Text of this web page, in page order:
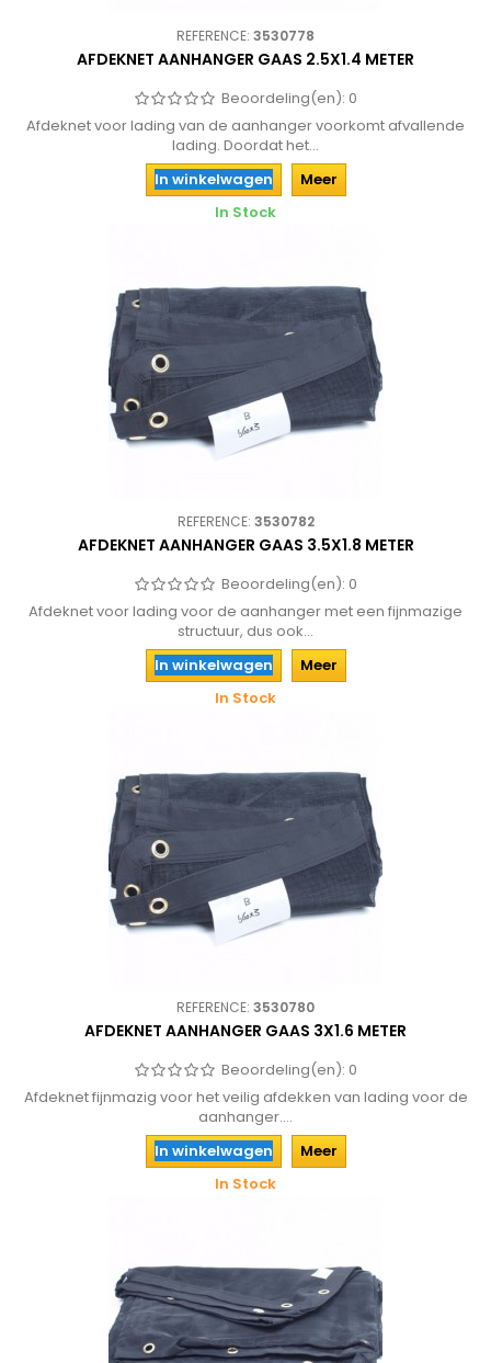
REFERENCE: 3530778
AFDEKNET AANHANGER GAAS 2.5X1.4 METER
Beoordeling(en): 0
Afdeknet voor lading van de aanhanger voorkomt afvallende
lading. Doordat het...
In winkelwagen
Meer
In Stock
REFERENCE: 3530782
AFDEKNET AANHANGER GAAS 3.5X1.8 METER
Beoordeling(en): 0
Afdeknet voor lading voor de aanhanger met een fijnmazige
structuur, dus ook...
In winkelwagen
Meer
In Stock
REFERENCE: 3530780
AFDEKNET AANHANGER GAAS 3X1.6 METER
Beoordeling(en): 0
Afdeknet fijnmazig voor het veilig afdekken van lading voor de
aanhanger....
In winkelwagen
Meer
In Stock